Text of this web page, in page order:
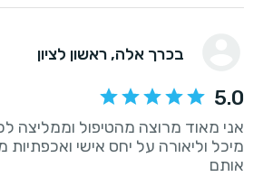
בכרך אלה, ‏ראשון לציון
5.0
‏אני מאוד מרוצה מהטיפול וממליצה
מיכל וליאורה על יחס אישי ואכפתיות
אותם